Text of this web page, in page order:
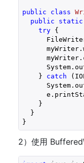
public class
public
static
try {
FileWriter
} catch
}
}
2）使用